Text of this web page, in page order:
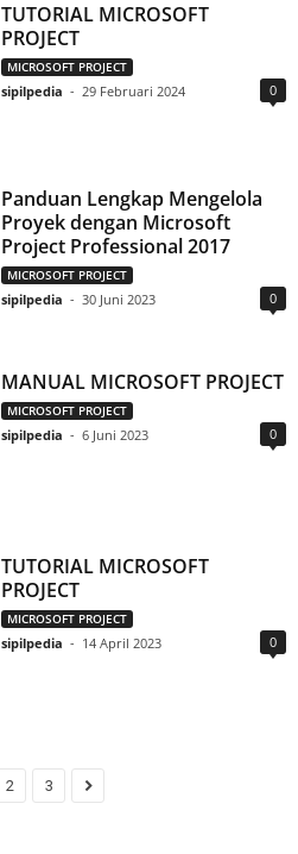
TUTORIAL MICROSOFT
PROJECT
MICROSOFT PROJECT
sipilpedia - 29 Februari 2024 0
Panduan Lengkap Mengelola
Proyek dengan Microsoft
Project Professional 2017
MICROSOFT PROJECT
sipilpedia - 30 Juni 2023 0
MANUAL MICROSOFT PROJECT
MICROSOFT PROJECT
sipilpedia - 6 Juni 2023 0
TUTORIAL MICROSOFT
PROJECT
MICROSOFT PROJECT
sipilpedia - 14 April 2023 0
2 3